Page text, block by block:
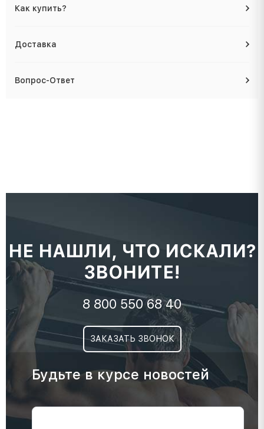
Как купить?
Доставка
Вопрос-Ответ
НЕ НАШЛИ, ЧТО ИСКАЛИ?
ЗВОНИТЕ!
8 800 550 68 40
ЗАКАЗАТЬ ЗВОНОК
Будьте в курсе новостей